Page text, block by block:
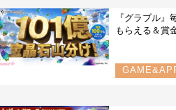
『グラブル』
もらえる＆賞